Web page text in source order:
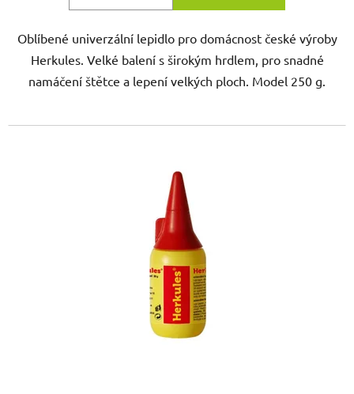
Oblíbené univerzální lepidlo pro domácnost české výroby
Herkules. Velké balení s širokým hrdlem, pro snadné
namáčení štětce a lepení velkých ploch. Model 250 g.